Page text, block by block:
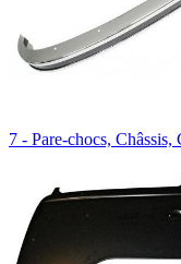
7 - Pare-chocs, Châssis,